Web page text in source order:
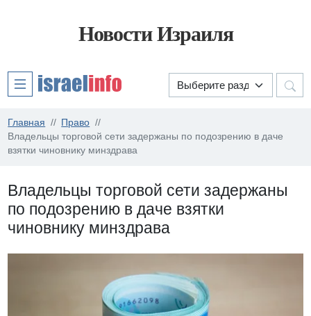
Новости Израиля
Главная
Право
Владельцы торговой сети задержаны по подозрению в даче
взятки чиновнику минздрава
Владельцы торговой сети задержаны
по подозрению в даче взятки
чиновнику минздрава